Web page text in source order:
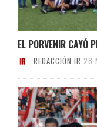
EL PORVENIR CAYÓ
REDACCIÓN IR 28